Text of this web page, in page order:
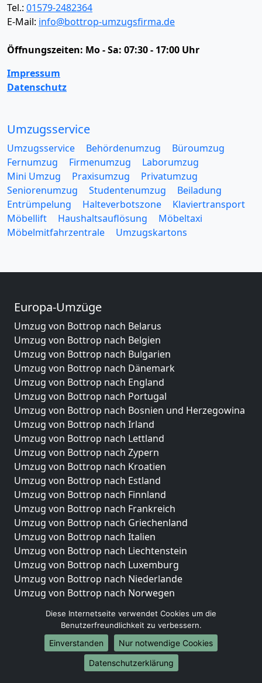
Tel.: 01579-2482364
E-Mail: info@bottrop-umzugsfirma.de
Öffnungszeiten: Mo - Sa: 07:30 - 17:00 Uhr
Impressum
Datenschutz
Umzugsservice
Umzugsservice Behördenumzug
Büroumzug
Fernumzug
Firmenumzug
Laborumzug
Mini Umzug
Praxisumzug
Privatumzug
Seniorenumzug
Studentenumzug
Beiladung
Entrümpelung
Halteverbotszone
Klaviertransport
Möbellift
Haushaltsauflösung
Möbeltaxi
Möbelmitfahrzentrale
Umzugskartons
Europa-Umzüge
Umzug von Bottrop nach Belarus
Umzug von Bottrop nach Belgien
Umzug von Bottrop nach Bulgarien
Umzug von Bottrop nach Dänemark
Umzug von Bottrop nach England
Umzug von Bottrop nach Portugal
Umzug von Bottrop nach Bosnien und Herzegowina
Umzug von Bottrop nach Irland
Umzug von Bottrop nach Lettland
Umzug von Bottrop nach Zypern
Umzug von Bottrop nach Kroatien
Umzug von Bottrop nach Estland
Umzug von Bottrop nach Finnland
Umzug von Bottrop nach Frankreich
Umzug von Bottrop nach Griechenland
Umzug von Bottrop nach Italien
Umzug von Bottrop nach Liechtenstein
Umzug von Bottrop nach Luxemburg
Umzug von Bottrop nach Niederlande
Umzug von Bottrop nach Norwegen
Umzüge-Deutschlandweit
Umzug von Bottrop nach Berlin
Umzug von Bottrop nach Hamburg
Umzug von Bottrop nach München
Diese Internetseite verwendet Cookies um die
Benutzerfreundlichkeit zu verbessern.
Einverstanden
Nur notwendige Cookies
Datenschutzerklärung